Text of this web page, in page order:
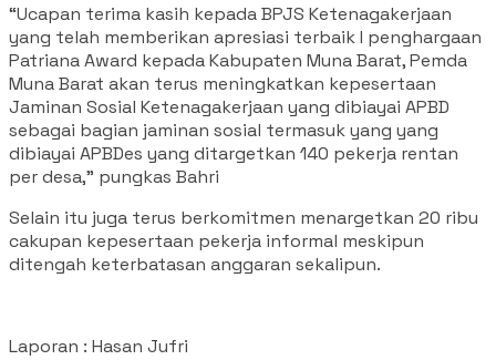
“Ucapan terima kasih kepada BPJS Ketenagakerjaan
yang telah memberikan apresiasi terbaik I penghargaan
Patriana Award kepada Kabupaten Muna Barat, Pemda
Muna Barat akan terus meningkatkan kepesertaan
Jaminan Sosial Ketenagakerjaan yang dibiayai APBD
sebagai bagian jaminan sosial termasuk yang yang
dibiayai APBDes yang ditargetkan 140 pekerja rentan
per desa,” pungkas Bahri
Selain itu juga terus berkomitmen menargetkan 20 ribu
cakupan kepesertaan pekerja informal meskipun
ditengah keterbatasan anggaran sekalipun.
Laporan : Hasan Jufri